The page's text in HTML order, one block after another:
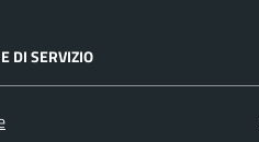
DI SERVIZIO